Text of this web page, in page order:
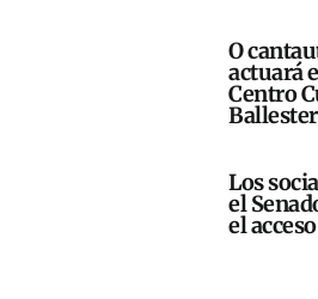
O
actuará
Centro
Ballester
Los
el
el